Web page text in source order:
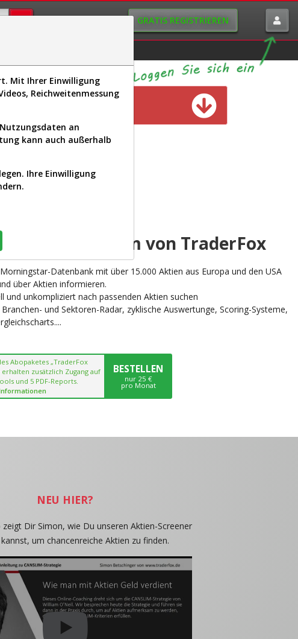
GRATIS REGISTRIEREN
verfügbar
Plattform von TraderFox
Datenbank mit über 15.000 Aktien aus Europa und den USA
über Aktien informieren.
und unkompliziert nach passenden Aktien suchen
und Sektoren-Radar, zyklische Auswertunge, Scoring-Systeme,
Abopaketes „TraderFox
zusätzlich Zugang auf
und 5 PDF-Reports.
BESTELLEN
nur 25 €
pro Monat
NEU HIER?
zeigt Dir Simon, wie Du unseren Aktien-Screener
um chancenreiche Aktien zu finden.
Mit Ihrer Einwilligung
Reichweitenmessung
an
kann auch außerhalb
Ihre Einwilligung